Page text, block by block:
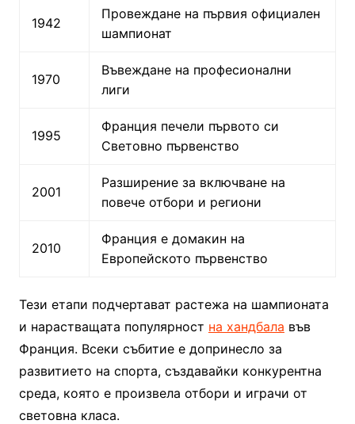
1942
Провеждане на първия официален
шампионат
1970
Въвеждане на професионални
лиги
1995
Франция печели първото си
Световно първенство
2001
Разширение за включване на
повече отбори и региони
2010
Франция е домакин на
Европейското първенство
Тези етапи подчертават растежа на шампионата
и нарастващата популярност на хандбала във
Франция. Всеки събитие е допринесло за
развитието на спорта, създавайки конкурентна
среда, която е произвела отбори и играчи от
световна класа.